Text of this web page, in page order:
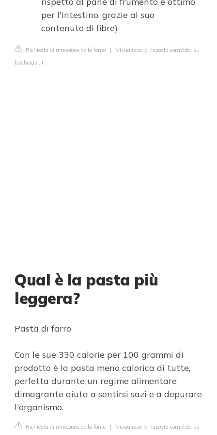
per l'intestino, grazie al suo
contenuto di fibre)
Richiesta di rimozione della fonte | Visualizza la risposta completa su
biochetasi.it
Qual è la pasta più
leggera?
Pasta di farro
Con le sue 330 calorie per 100 grammi di
prodotto è la pasta meno calorica di tutte,
perfetta durante un regime alimentare
dimagrante aiuta a sentirsi sazi e a depurare
l'organismo.
Richiesta di rimozione della fonte | Visualizza la risposta completa su